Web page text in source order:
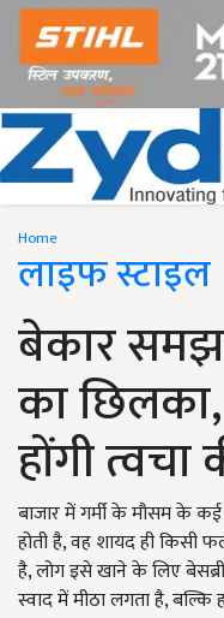
Home
लाइफ स्टाइल
बेकार
का
होंगी
बाजार में गर्मी के मौसम के
होती है, वह शायद ही किसी
है, लोग इसे खाने के लिए
स्वाद में मीठा लगता है, बल्कि